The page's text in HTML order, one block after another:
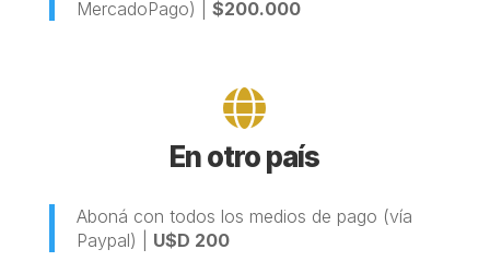
MercadoPago) | $200.000

En otro país
Aboná con todos los medios de pago (vía
Paypal) | U$D 200